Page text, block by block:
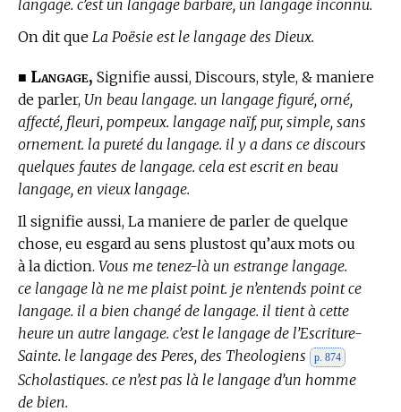
langage. c’est un langage barbare, un langage inconnu.
On dit que La Poësie est le langage des Dieux.
■ Langage, Signifie aussi, Discours, style, & maniere
de parler, Un beau langage. un langage figuré, orné,
affecté, fleuri, pompeux. langage naïf, pur, simple, sans
ornement. la pureté du langage. il y a dans ce discours
quelques fautes de langage. cela est escrit en beau
langage, en vieux langage.
Il signifie aussi, La maniere de parler de quelque
chose, eu esgard au sens plustost qu’aux mots ou
à la diction. Vous me tenez-là un estrange langage.
ce langage là ne me plaist point. je n’entends point ce
langage. il a bien changé de langage. il tient à cette
heure un autre langage. c’est le langage de l’Escriture-
Sainte. le langage des Peres, des Theologiens
p. 874
Scholastiques. ce n’est pas là le langage d’un homme
de bien.